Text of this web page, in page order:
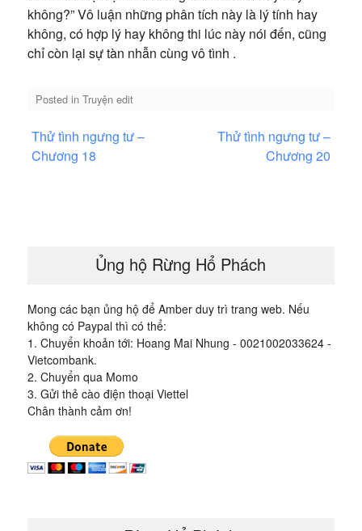
không?” Vô luận những phân tích này là lý tính hay
không, có hợp lý hay không thi lúc này nói đến, cũng
chỉ còn lại sự tàn nhẫn cùng vô tình .
Posted in Truyện edit
Điều
hướng
Thử tình ngưng tư –
Chương 18
Thử tình ngưng tư –
Chương 20
Ủng hộ Rừng Hổ Phách
Mong các bạn ủng hộ để Amber duy trì trang web. Nếu
không có Paypal thì có thể:
1. Chuyển khoản tới: Hoang Mai Nhung - 0021002033624 -
Vietcombank.
2. Chuyển qua Momo
3. Gửi thẻ cào điện thoại Viettel
Chân thành cảm ơn!